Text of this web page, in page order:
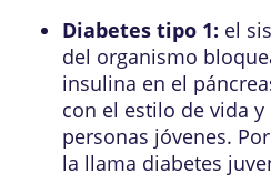
Diabetes tipo 1: el
del organismo
insulina en el
con el estilo de vida
personas jóvenes.
la llama diabetes